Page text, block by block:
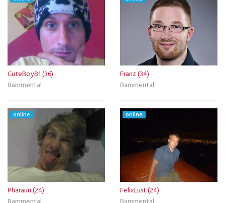
CuteBoy81 (36)
Bammental
Franz (34)
Bammental
online
Pharaun (24)
online
FelixLust (24)